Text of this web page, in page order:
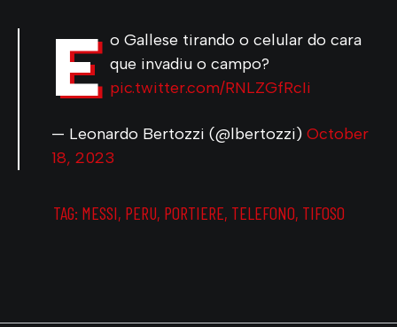
E o Gallese tirando o celular do cara
que invadiu o campo?
pic.twitter.com/RNLZGfRcIi
— Leonardo Bertozzi (@lbertozzi) October
18, 2023
TAG: MESSI, PERU, PORTIERE, TELEFONO, TIFOSO